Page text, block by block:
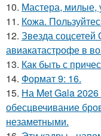
10. Мастера, милые,
11. Кожа.
12. Звезда
авиакатастрофе в
13. Как быть с
14. Формат 9: 16.
15. На Met Gala
обесцвечивание
незаметными.